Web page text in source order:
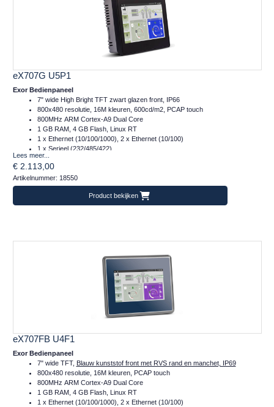
eX707G U5P1
Exor Bedienpaneel
7" wide High Bright TFT zwart glazen front, IP66
800x480 resolutie, 16M kleuren, 600cd/m2, PCAP touch
800MHz ARM Cortex-A9 Dual Core
1 GB RAM, 4 GB Flash, Linux RT
1 x Ethernet (10/100/1000), 2 x Ethernet (10/100)
1 x Serieel (232/485/422)
2 x Plug-in, 2 x USB, 1 x SD
Temperatuur inzetbereik: -20..+60°C
CE, DNVGL, EUROMR, cULus, Class I Div 2, ATEX en IECex
Frontafmeting: 187x147 (mm)
Lees meer...
€ 2.113,00
Artikelnummer: 18550
Product bekijken
eX707FB U4F1
Exor Bedienpaneel
7" wide TFT, Blauw kunststof front met RVS rand en manchet, IP69
800x480 resolutie, 16M kleuren, PCAP touch
800MHz ARM Cortex-A9 Dual Core
1 GB RAM, 4 GB Flash, Linux RT
1 x Ethernet (10/100/1000), 2 x Ethernet (10/100)